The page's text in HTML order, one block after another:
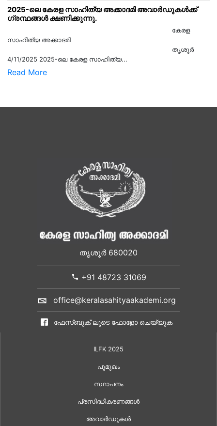
2025-ലെ കേരള സാഹിത്യ അക്കാദമി അവാർഡുകൾക്ക്
ഗ്രന്ഥങ്ങൾ ക്ഷണിക്കുന്നു.
കേരള
സാഹിത്യ അക്കാദമി
തൃശൂര്‍
4/11/2025 2025-ലെ കേരള സാഹിത്യ...
Read More
തൃശൂർ 680020
+91 48723 31069
office@keralasahityaakademi.org
ഫേസ്ബുക് ലൂടെ ഫോളോ ചെയ്യുക
ILFK 2025
പൂമുഖം
സ്ഥാപനം
പ്രസിദ്ധീകരണങ്ങൾ
അവാർഡുകൾ